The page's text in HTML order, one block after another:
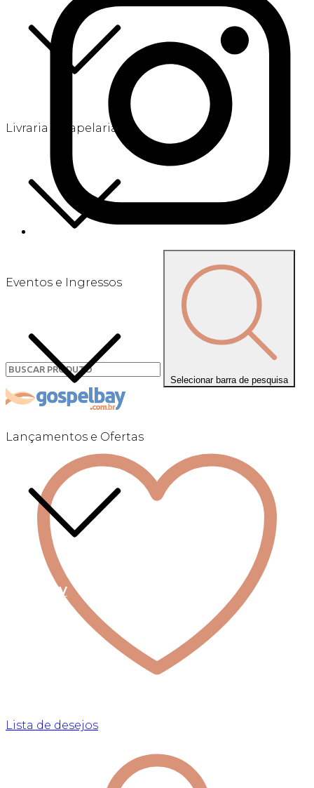
Livraria e Papelaria
Eventos e Ingressos
Lançamentos e Ofertas
Linha +QV
Selecionar barra de pesquisa
Lista de desejos